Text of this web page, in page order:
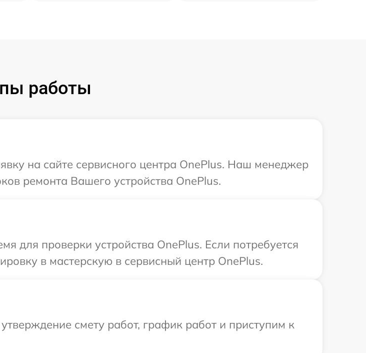
работы
на сайте сервисного центра OnePlus. Наш менеджер
ремонта Вашего устройства OnePlus.
для проверки устройства OnePlus. Если потребуется
в мастерскую в сервисный центр OnePlus.
смету работ, график работ и приступим к